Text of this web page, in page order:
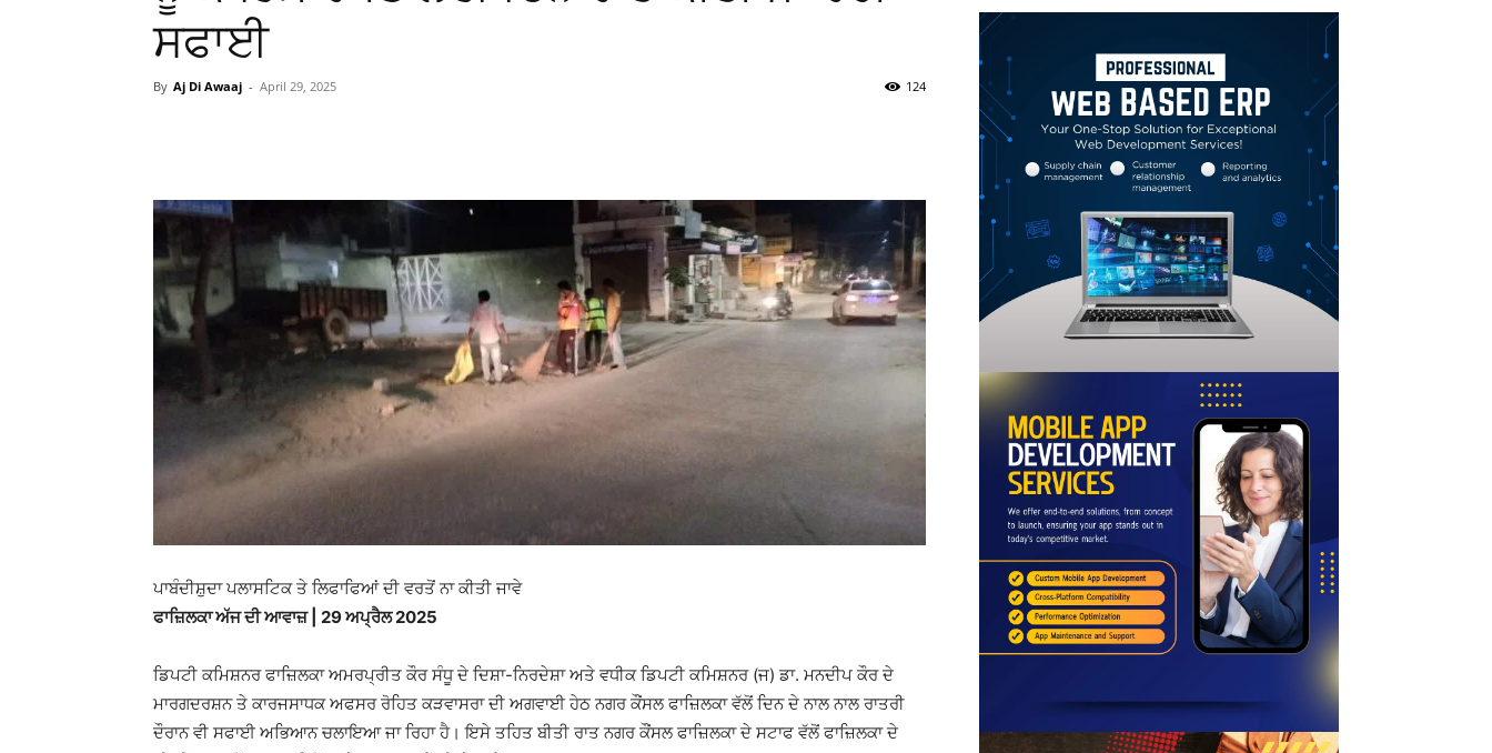
ਸਫਾਈ
By Aj Di Awaaj - April 29, 2025 124
Linkedin Email
ਪਾਬੰਦੀਸ਼ੁਦਾ ਪਲਾਸਟਿਕ ਤੇ ਲਿਫਾਫਿਆਂ ਦੀ ਵਰਤੋਂ ਨਾ ਕੀਤੀ ਜਾਵੇ
ਫਾਜ਼ਿਲਕਾ ਅੱਜ ਦੀ ਆਵਾਜ਼ | 29 ਅਪ੍ਰੈਲ 2025
ਡਿਪਟੀ ਕਮਿਸ਼ਨਰ ਫਾਜ਼ਿਲਕਾ ਅਮਰਪ੍ਰੀਤ ਕੌਰ ਸੰਧੂ ਦੇ ਦਿਸ਼ਾ-ਨਿਰਦੇਸ਼ਾ ਅਤੇ ਵਧੀਕ ਡਿਪਟੀ ਕਮਿਸ਼ਨਰ (ਜ) ਡਾ. ਮਨਦੀਪ ਕੌਰ ਦੇ
ਮਾਰਗਦਰਸ਼ਨ ਤੇ ਕਾਰਜਸਾਧਕ ਅਫਸਰ ਰੋਹਿਤ ਕੜਵਾਸਰਾ ਦੀ ਅਗਵਾਈ ਹੇਠ ਨਗਰ ਕੌਂਸਲ ਫਾਜ਼ਿਲਕਾ ਵੱਲੋਂ ਦਿਨ ਦੇ ਨਾਲ ਨਾਲ ਰਾਤਰੀ
ਦੌਰਾਨ ਵੀ ਸਫਾਈ ਅਭਿਆਨ ਚਲਾਇਆ ਜਾ ਰਿਹਾ ਹੈ। ਇਸੇ ਤਹਿਤ ਬੀਤੀ ਰਾਤ ਨਗਰ ਕੌਂਸਲ ਫਾਜ਼ਿਲਕਾ ਦੇ ਸਟਾਫ ਵੱਲੋਂ ਫਾਜ਼ਿਲਕਾ ਦੇ